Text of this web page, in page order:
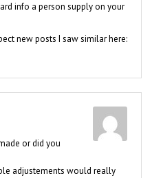
info a person supply on your
new posts I saw similar here:
or did you
adjustements would really